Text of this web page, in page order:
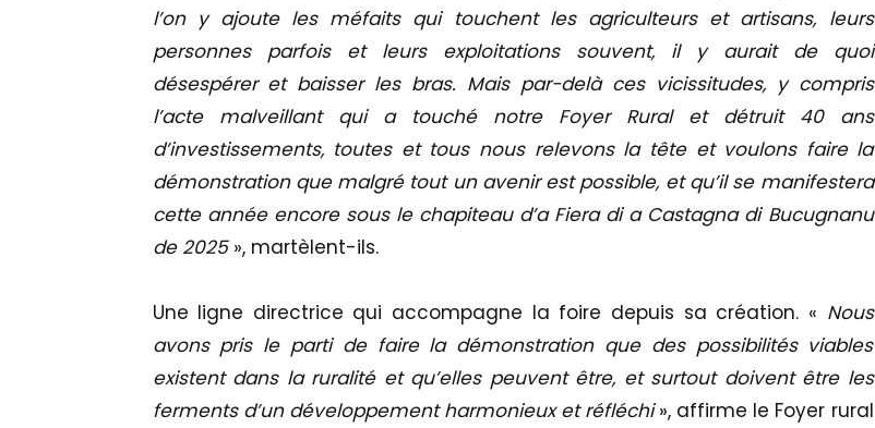
l’on y ajoute les méfaits qui touchent les agriculteurs et artisans, leurs
personnes parfois et leurs exploitations souvent, il y aurait de quoi
désespérer et baisser les bras. Mais par-delà ces vicissitudes, y compris
l’acte malveillant qui a touché notre Foyer Rural et détruit 40 ans
d’investissements, toutes et tous nous relevons la tête et voulons faire la
démonstration que malgré tout un avenir est possible, et qu’il se manifestera
cette année encore sous le chapiteau d’a Fiera di a Castagna di Bucugnanu
de 2025», martèlent-ils.
Une ligne directrice qui accompagne la foire depuis sa création. « Nous
avons pris le parti de faire la démonstration que des possibilités viables
existent dans la ruralité et qu’elles peuvent être, et surtout doivent être les
ferments d’un développement harmonieux et réfléchi», affirme le Foyer rural